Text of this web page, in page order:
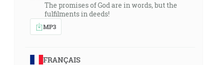
The promises of God are in words, but the
fulfilments in deeds!
MP3
FRANÇAIS